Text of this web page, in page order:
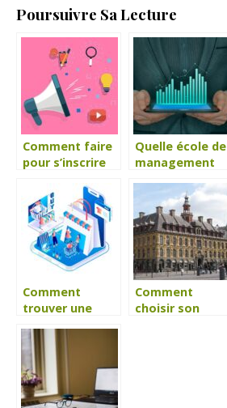
Poursuivre Sa Lecture
Comment faire
pour s’inscrire
communication
à Metz ?
Quelle école de
management
Provence ?
Comment
trouver une
commerce à
Genève ?
Comment
choisir son